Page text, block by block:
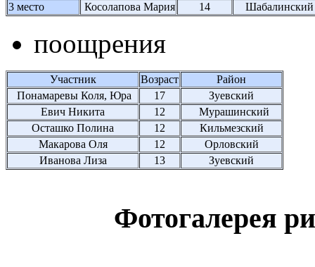
3 место
Косолапова Мария 14
поощрения
Участник Возраст
Район
Понамаревы Коля, Юра
17
Зуевский
Евич Никита
12
Мурашинский
Осташко Полина
12
Кильмезский
Макарова Оля
12
Орловский
Иванова Лиза
13 Зуевский
Фотогалерея